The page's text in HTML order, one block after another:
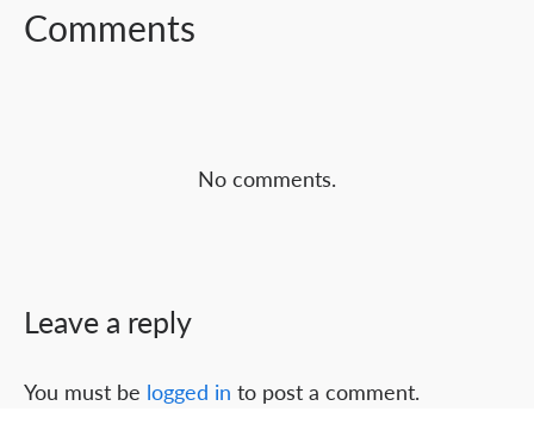
Comments
No comments.
Leave a reply
You must be logged in to post a comment.